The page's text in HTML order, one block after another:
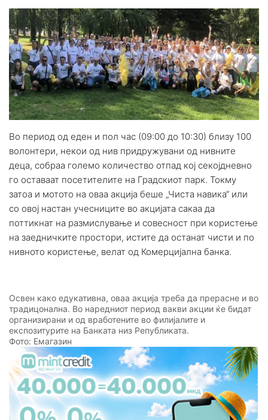
Во период од еден и пол час (09:00 до 10:30) близу 100
волонтери, некои од нив придружувани од нивните
деца, собраа големо количество отпад кој секојдневно
го оставаат посетителите на Градскиот парк. Токму
затоа и мотото на оваа акција беше „Чиста навика“ или
со овој настан учесниците во акцијата сакаа да
поттикнат на размислување и совесност при користење
на заедничките простори, истите да останат чисти и по
нивното користење, велат од Комерцијална банка.
Освен како едукативна, оваа акција треба да прерасне и во
традицонална. Во наредниот период вакви акции ќе бидат
организирани и од вработените во филијалите и
експозитурите на Банката низ Републиката.
Фото: Емагазин